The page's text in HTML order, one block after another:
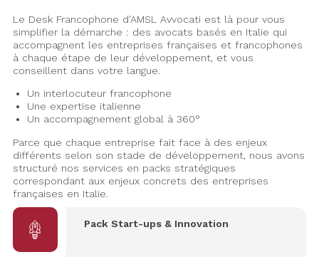
Le Desk Francophone d'AMSL Avvocati est là pour vous
simplifier la démarche : des avocats basés en Italie qui
accompagnent les entreprises françaises et francophones
à chaque étape de leur développement, et vous
conseillent dans votre langue.
Un interlocuteur francophone
Une expertise italienne
Un accompagnement global à 360°
Parce que chaque entreprise fait face à des enjeux
différents selon son stade de développement, nous avons
structuré nos services en packs stratégiques
correspondant aux enjeux concrets des entreprises
françaises en Italie.
Pack Start-ups & Innovation